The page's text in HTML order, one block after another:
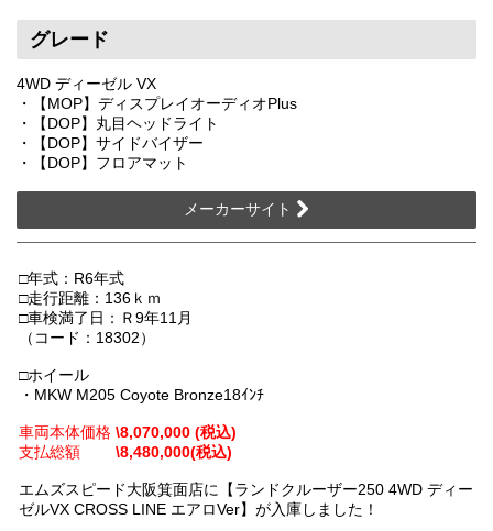
グレード
4WD ディーゼル VX
・【MOP】ディスプレイオーディオPlus
・【DOP】丸目ヘッドライト
・【DOP】サイドバイザー
・【DOP】フロアマット
メーカーサイト
□年式：R6年式
□走行距離：136ｋｍ
□車検満了日：Ｒ9年11月
（コード：18302）
□ホイール
・MKW M205 Coyote Bronze18ｲﾝﾁ
車両本体価格 \8,070,000 (税込)
支払総額 \8,480,000(税込)
エムズスピード大阪箕面店に【ランドクルーザー250 4WD ディー
ゼルVX CROSS LINE エアロVer】が入庫しました！